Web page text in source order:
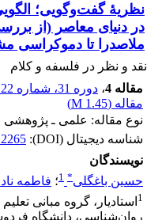
نظریۀ گفت‌وگویی؛
در دنیای معاصر ‏‏(از
ملاصدرا تا دموکراسی
نقد و نظر در فلسفه و کلام
مقاله 4
، دوره 31، شماره 122
مقاله (1.45 M
)
نوع مقاله: علمی ـ پژوهشی
شناسه دیجیتال (DOI):
نویسندگان
حسین باغگلی*
1؛ فاطمه
1 استادیار، گروه مبانی
روان‌شناسی، دانشگاه